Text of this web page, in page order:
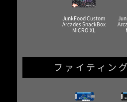
JunkFood Custom
Arcades SnackBox
MICRO XL
ファイティン